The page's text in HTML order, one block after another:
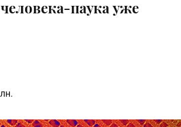
паука уже